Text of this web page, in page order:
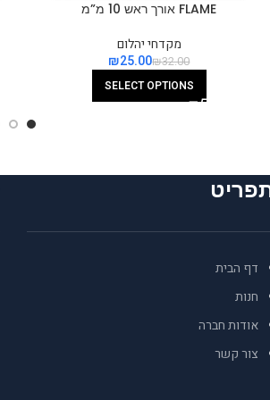
FLAME אורך ראש 10 מ”מ
מקדחי יהלום
₪32.00
₪25.00
SELECT OPTIONS
דף הבית
חנות
אודות חברה
צור קשר